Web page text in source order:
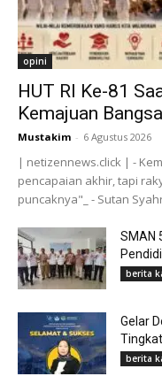
opini
HUT RI Ke-81
Kemajuan
Mustakim - 6 Agustus 2026
| netizennews.click | -
pencapaian akhir, tapi
puncaknya"_ - Sutan
SMAN
berita
Gelar
berita